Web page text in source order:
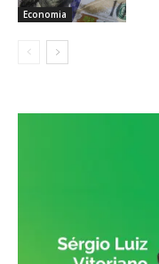
Economia